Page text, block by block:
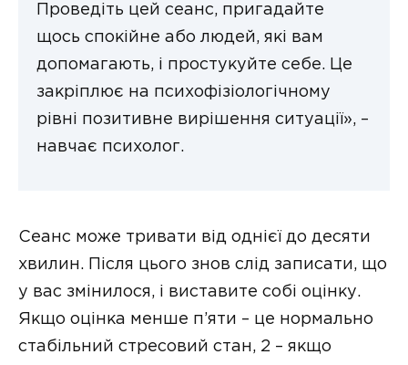
Проведіть цей сеанс, пригадайте
щось спокійне або людей, які вам
допомагають, і простукуйте себе. Це
закріплює на психофізіологічному
рівні позитивне вирішення ситуації», –
навчає психолог.
Сеанс може тривати від однієї до десяти
хвилин. Після цього знов слід записати, що
у вас змінилося, і виставите собі оцінку.
Якщо оцінка менше п’яти – це нормально
стабільний стресовий стан, 2 – якщо